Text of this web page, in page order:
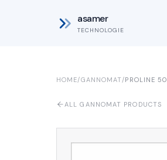
asamer
TECHNOLOGIE
HOME/GANNOMAT/PROLINE 50
ALL GANNOMAT PRODUCTS